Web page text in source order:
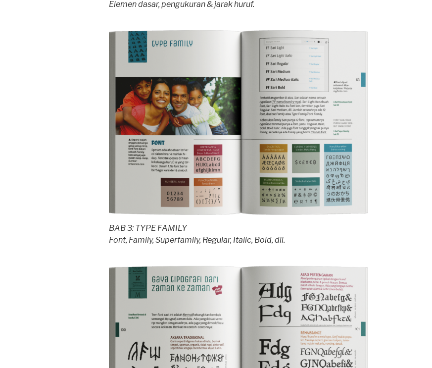
Elemen dasar, pengukuran & jarak huruf.
BAB 3: TYPE FAMILY
Font, Family, Superfamily, Regular, Italic, Bold, dll.